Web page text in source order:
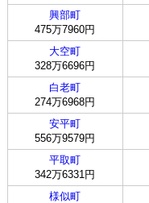
興部町
475万7960円
大空町
328万6696円
白老町
274万6968円
安平町
556万9579円
平取町
342万6331円
様似町